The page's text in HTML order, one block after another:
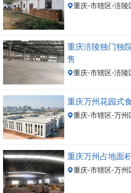
重庆-市辖区-涪陵
重庆涪陵独门独
售
重庆-市辖区-涪陵
重庆万州花园式
重庆-市辖区-万州
重庆万州占地面
重庆-市辖区-万州